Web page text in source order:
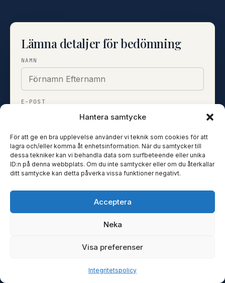
Hantera samtycke
För att ge en bra upplevelse använder vi teknik som cookies för att
lagra och/eller komma åt enhetsinformation. När du samtycker till
dessa tekniker kan vi behandla data som surfbeteende eller unika
ID:n på denna webbplats. Om du inte samtycker eller om du återkallar
ditt samtycke kan detta påverka vissa funktioner negativt.
Acceptera
Neka
Visa preferenser
Integritetspolicy
Lämna detaljer för bedömning
NAMN
E-POST
TELEFON
Lämna detaljer för bedömning
·